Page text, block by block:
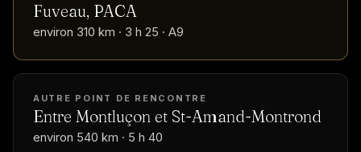
Fuveau, PACA
environ 310 km · 3 h 25 · A9
AUTRE POINT DE RENCONTRE
Entre Montluçon et St-Amand-Montrond
environ 540 km · 5 h 40